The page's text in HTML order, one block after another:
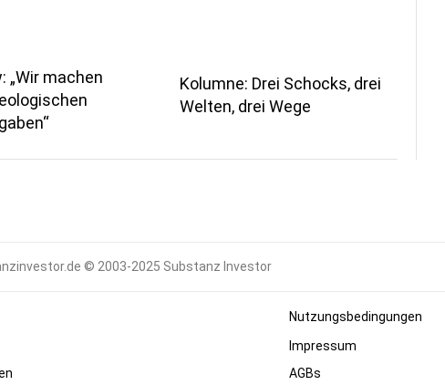
„Wir machen
Kolumne: Drei Schocks, drei
Welten, drei Wege
© 2003-2025 Substanz Investor
Nutzungsbedingungen
Impressum
AGBs